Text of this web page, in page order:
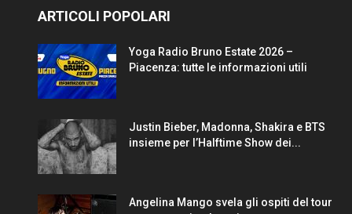
ARTICOLI POPOLARI
Yoga Radio Bruno Estate 2026 –
Piacenza: tutte le informazioni utili
Justin Bieber, Madonna, Shakira e BTS
insieme per l’Halftime Show dei...
Angelina Mango svela gli ospiti del tour